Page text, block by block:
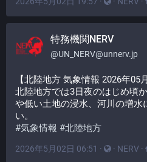
特務機関NERV
@UN_NERV@unnerv.jp
【北陸地方 気象情報 2026年05
北陸地方では3日夜のはじめ頃
や低い土地の浸水、河川の増水
い。
#気象情報 #北陸地方
2026年5月02日 06:51 · · NERV ·